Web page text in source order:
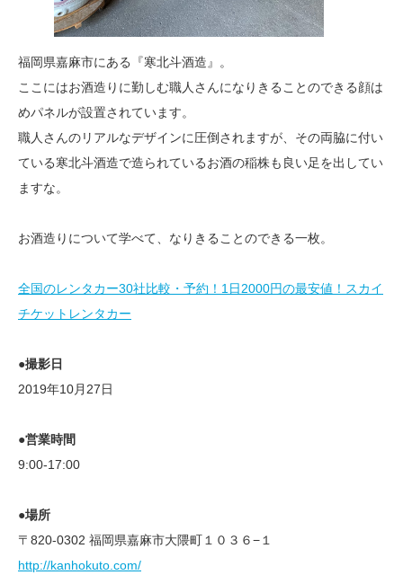
福岡県嘉麻市にある『寒北斗酒造』。
ここにはお酒造りに勤しむ職人さんになりきることのできる顔は
めパネルが設置されています。
職人さんのリアルなデザインに圧倒されますが、その両脇に付い
ている寒北斗酒造で造られているお酒の稲株も良い足を出してい
ますな。
お酒造りについて学べて、なりきることのできる一枚。
全国のレンタカー30社比較・予約！1日2000円の最安値！スカイ
チケットレンタカー
●撮影日
2019年10月27日
●営業時間
9:00-17:00
●場所
〒820-0302 福岡県嘉麻市大隈町１０３６−１
http://kanhokuto.com/